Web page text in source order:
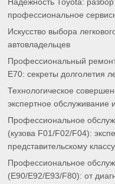
Надежность Toyota:
профессиональное
Искусство выбора
автовладельцев
Профессиональный
E70: секреты долголетия
Технологическое
экспертное
Профессиональное
(кузова F01/F02/F04):
представительскому классу
Профессиональное
(E90/E92/E93/F80): от